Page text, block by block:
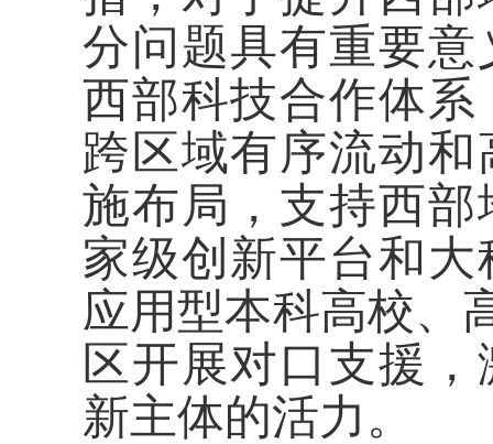
分问题具有重要
西部科技合作体
跨区域有序流动
施布局，支持西
家级创新平台和
应用型本科高校、
区开展对口支援
新主体的活力。